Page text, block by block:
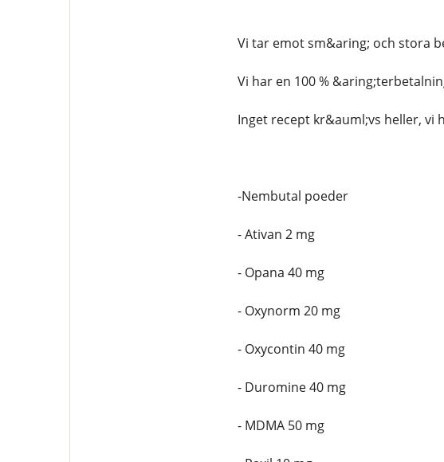
Vi tar emot sm&aring; och stora
Vi har en 100 %
Inget recept kr&auml;vs heller, vi
-Nembutal poeder
- Ativan 2 mg
- Opana 40 mg
- Oxynorm 20 mg
- Oxycontin 40 mg
- Duromine 40 mg
- MDMA 50 mg